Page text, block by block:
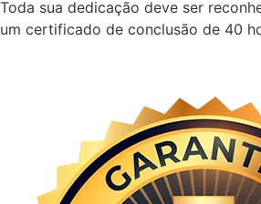
Toda sua dedicação deve ser
um certificado de conclusão de 40